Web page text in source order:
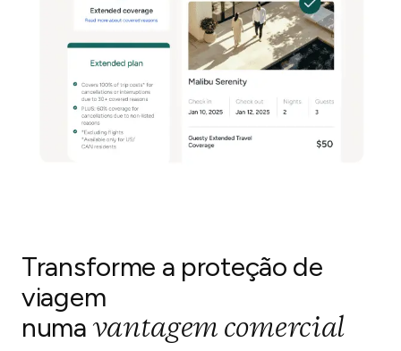
Transforme a proteção de
viagem
numa vantagem comercial